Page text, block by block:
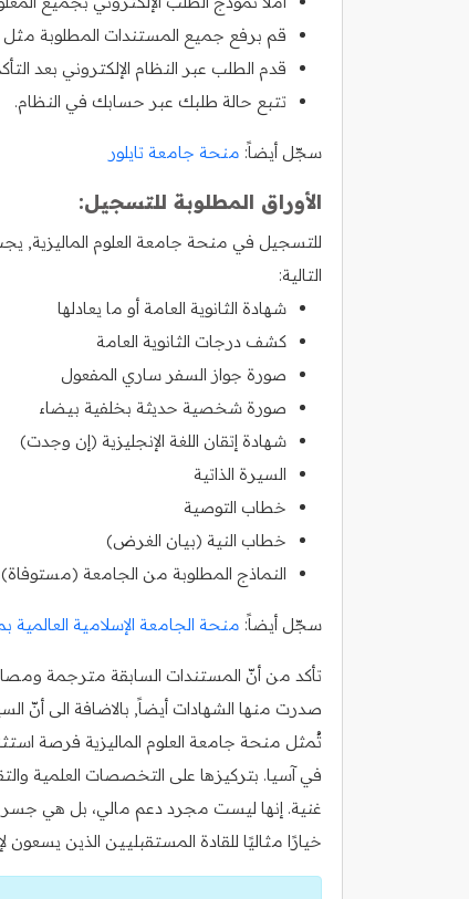
قم برفع جميع المستندات المطلوبة مثل
قدم الطلب عبر النظام الإلكتروني بعد
تتبع حالة طلبك عبر حسابك في النظام.
سجّل أيضاً: منحة جامعة تايلور
الأوراق المطلوبة للتسجيل:
للتسجيل في منحة جامعة العلوم الماليزية,
التالية:
شهادة الثانوية العامة أو ما يعادلها
كشف درجات الثانوية العامة
صورة جواز السفر ساري المفعول
صورة شخصية حديثة بخلفية بيضاء
شهادة إتقان اللغة الإنجليزية (إن وجدت)
السيرة الذاتية
خطاب التوصية
خطاب النية (بيان الغرض)
النماذج المطلوبة من الجامعة (مستوفاة)
سجّل أيضاً: منحة الجامعة الإسلامية العالمية
تأكد من أنّ المستندات السابقة مترجمة
صدرت منها الشهادات أيضاً, بالاضافة الى أنّ
تُمثل منحة جامعة العلوم الماليزية فرصة
في آسيا. بتركيزها على التخصصات العلمية
غنية. إنها ليست مجرد دعم مالي، بل هي
خيارًا مثاليًا للقادة المستقبليين الذين